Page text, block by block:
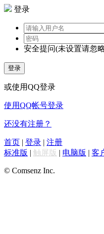
登录
安全提问(未设置请忽
登录
或使用QQ登录
使用QQ帐号登录
还没有注册？
首页 | 登录 | 注册
标准版 | 触屏版 | 电脑版 | 客
© Comsenz Inc.